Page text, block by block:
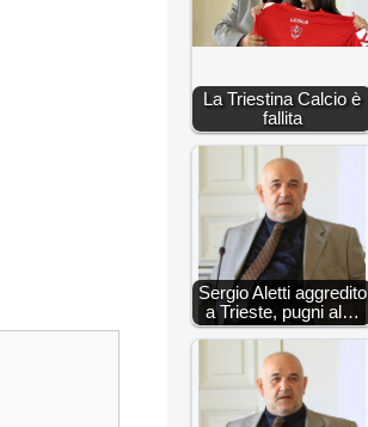
La Triestina Calcio è
fallita
Sergio Aletti aggredito
a Trieste, pugni al…